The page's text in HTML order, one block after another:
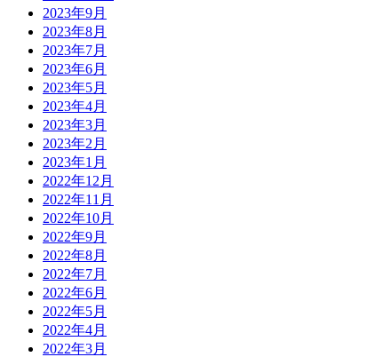
2023年9月
2023年8月
2023年7月
2023年6月
2023年5月
2023年4月
2023年3月
2023年2月
2023年1月
2022年12月
2022年11月
2022年10月
2022年9月
2022年8月
2022年7月
2022年6月
2022年5月
2022年4月
2022年3月